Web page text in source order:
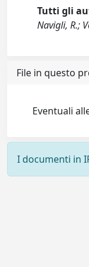
Tutti gli
Navigli, R.;
File in questo
Eventuali
I documenti in